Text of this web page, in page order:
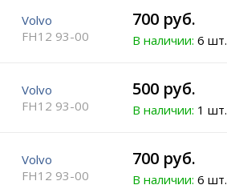
Volvo
FH12 93-00
700 руб.
В наличии: 6 шт.
Volvo
FH12 93-00
500 руб.
В наличии: 1 шт.
Volvo
FH12 93-00
700 руб.
В наличии: 6 шт.